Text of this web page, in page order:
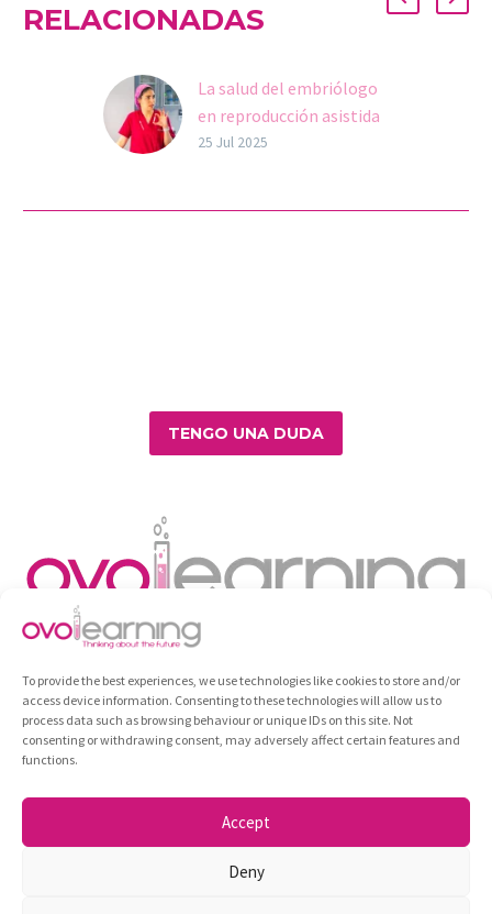
To provide the best experiences, we use technologies like cookies to store and/or
access device information. Consenting to these technologies will allow us to
process data such as browsing behaviour or unique IDs on this site. Not
consenting or withdrawing consent, may adversely affect certain features and
functions.
Accept
Deny
RELACIONADAS
La salud del embriólogo
en reproducción asistida
25 Jul 2025
TENGO UNA DUDA
Ovolearning ©2026
Diploma